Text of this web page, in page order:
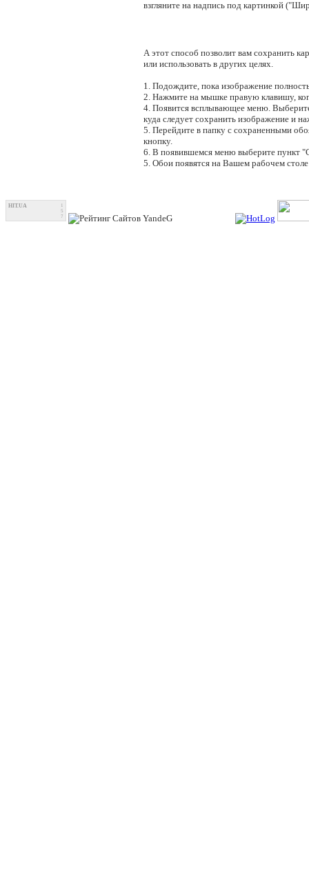
взгляните на надпись под картинкой
А этот способ позволит вам сохранить
или использовать в других целях.
1. Подождите, пока изображение
2. Нажмите на мышке правую клавишу,
4. Появится всплывающее меню.
куда следует сохранить изображение и
5. Перейдите в папку с сохраненными
кнопку.
6. В появившемся меню выберите пункт
5. Обои появятся на Вашем рабочем
HIT.UA
5
7